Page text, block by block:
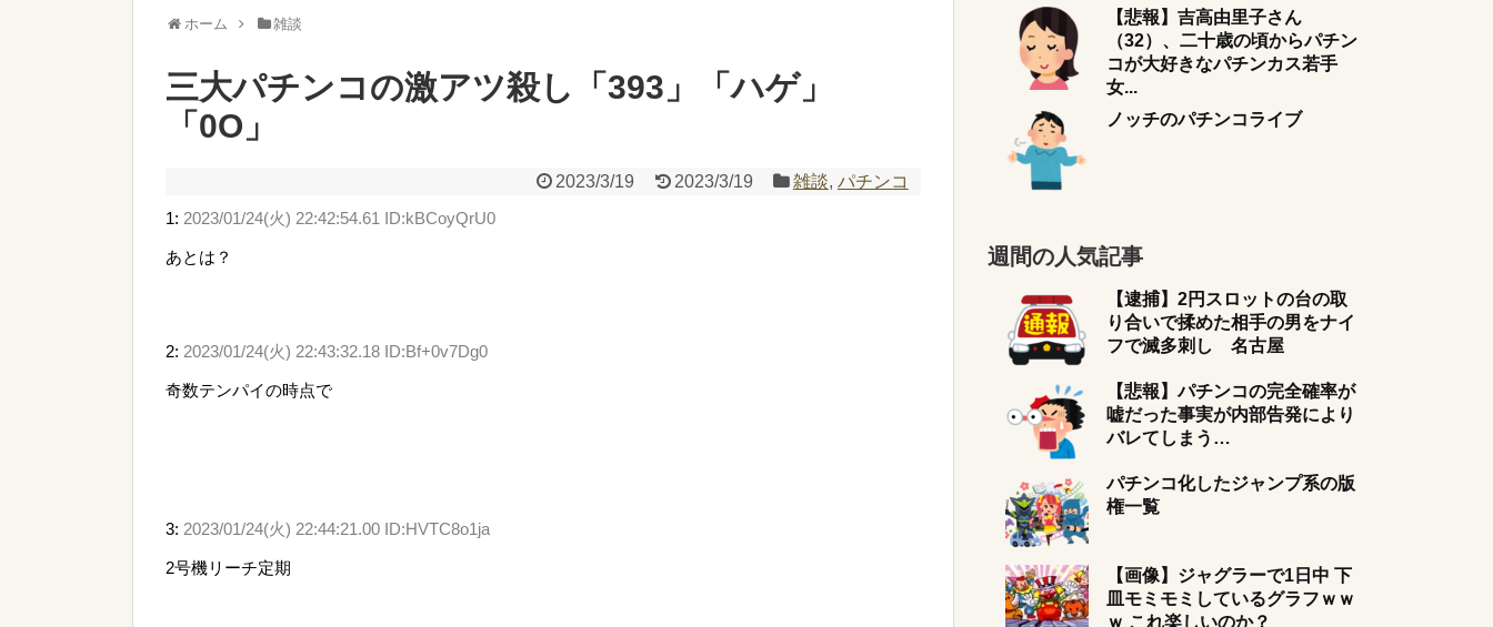
ホーム 雑談
三大パチンコの激アツ殺し「393」「ハゲ」
「0O」
2023/3/19 2023/3/19 雑談, パチンコ
1: 2023/01/24(火) 22:42:54.61 ID:kBCoyQrU0
あとは？
2: 2023/01/24(火) 22:43:32.18 ID:Bf+0v7Dg0
奇数テンパイの時点で
3: 2023/01/24(火) 22:44:21.00 ID:HVTC8o1ja
2号機リーチ定期
【悲報】吉高由里子さん
（32）、二十歳の頃からパチン
コが大好きなパチンカス若手
女...
ノッチのパチンコライブ
週間の人気記事
【逮捕】2円スロットの台の取
り合いで揉めた相手の男をナイ
フで滅多刺し 名古屋
【悲報】パチンコの完全確率が
嘘だった事実が内部告発により
バレてしまう…
パチンコ化したジャンプ系の版
権一覧
【画像】ジャグラーで1日中 下
皿モミモミしているグラフｗｗ
ｗ これ楽しいのか？